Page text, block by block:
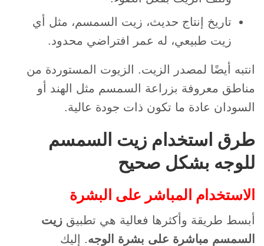
تاريخ إنتاج حديث، زيت السمسم، مثل أي
زيت طبيعي، له عمر افتراضي محدود.
انتبه أيضًا لمصدر الزيت. الزيوت المستوردة من
مناطق معروفة بزراعة السمسم مثل الهند أو
السودان عادة ما تكون ذات جودة عالية.
طرق استخدام زيت السمسم
للوجه بشكل صحيح
الاستخدام المباشر على البشرة
أبسط طريقة وأكثرها فعالية هي تطبيق زيت
السمسم مباشرة على بشرة الوجه. إليك